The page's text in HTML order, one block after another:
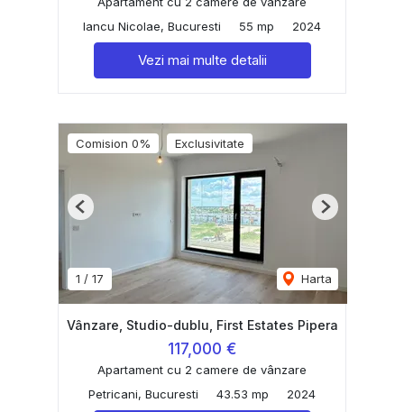
Iancu Nicolae, Bucuresti
55 mp 2024
Vezi mai multe detalii
Comision 0% Exclusivitate
1 / 17 Harta
Previous Next
Vânzare, Studio-dublu, First Estates Pipera
117,000 €
Apartament cu 2 camere de vânzare
Petricani, Bucuresti
43.53 mp 2024